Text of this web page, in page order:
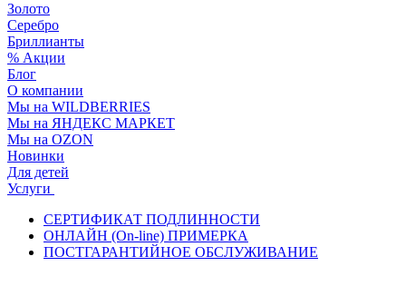
Золото
Серебро
Бриллианты
% Акции
Блог
О компании
Мы на WILDBERRIES
Мы на ЯНДЕКС МАРКЕТ
Мы на OZON
Новинки
Для детей
Услуги
СЕРТИФИКАТ ПОДЛИННОСТИ
ОНЛАЙН (On-line) ПРИМЕРКА
ПОСТГАРАНТИЙНОЕ ОБСЛУЖИВАНИЕ